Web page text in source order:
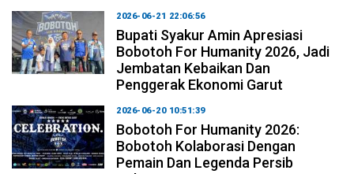
2026-06-21 22:06:56
Bupati Syakur Amin Apresiasi
Bobotoh For Humanity 2026, Jadi
Jembatan Kebaikan Dan
Penggerak Ekonomi Garut
2026-06-20 10:51:39
Bobotoh For Humanity 2026:
Bobotoh Kolaborasi Dengan
Pemain Dan Legenda Persib